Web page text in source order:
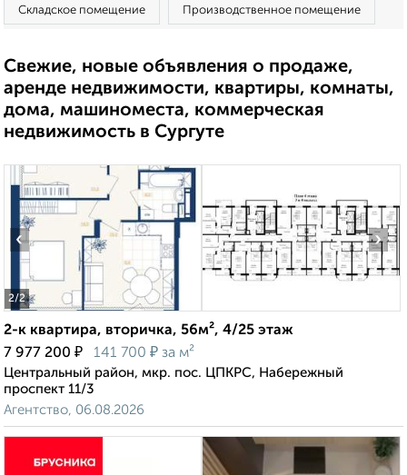
Складское помещение Производственное помещение
Свежие, новые объявления о продаже,
аренде недвижимости, квартиры, комнаты,
дома, машиноместа, коммерческая
недвижимость в Сургуте
2/2
‹ ›
2-к квартира, вторичка, 56м², 4/25 этаж
7 977 200 ₽ 141 700 ₽ за м²
Центральный район, мкр. пос. ЦПКРС, Набережный
проспект 11/3
Агентство, 06.08.2026